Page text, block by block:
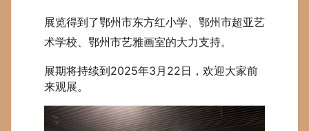
展览得到了鄂州市东方红小学、鄂州市超亚艺
术学校、鄂州市艺雅画室的大力支持。
展期将持续到2025年3月22日，欢迎大家前
来观展。